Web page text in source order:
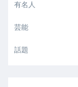
有名人
芸能
話題